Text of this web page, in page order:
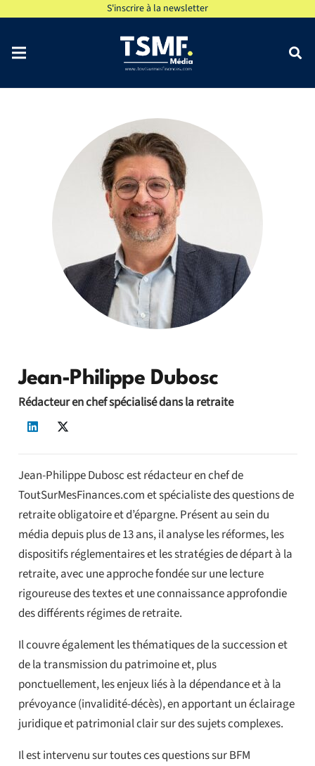
S'inscrire à la newsletter
Jean-Philippe Dubosc
Rédacteur en chef spécialisé dans la retraite
Jean-Philippe Dubosc est rédacteur en chef de
ToutSurMesFinances.com et spécialiste des questions de
retraite obligatoire et d’épargne. Présent au sein du
média depuis plus de 13 ans, il analyse les réformes, les
dispositifs réglementaires et les stratégies de départ à la
retraite, avec une approche fondée sur une lecture
rigoureuse des textes et une connaissance approfondie
des différents régimes de retraite.
Il couvre également les thématiques de la succession et
de la transmission du patrimoine et, plus
ponctuellement, les enjeux liés à la dépendance et à la
prévoyance (invalidité-décès), en apportant un éclairage
juridique et patrimonial clair sur des sujets complexes.
Il est intervenu sur toutes ces questions sur BFM